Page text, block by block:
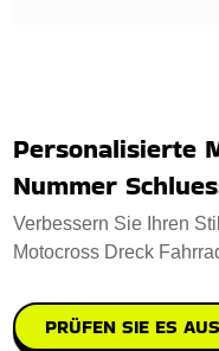
Personalisierte
Nummer
Verbessern Sie Ihren
Motocross Dreck
PRÜFEN SIE ES AUS